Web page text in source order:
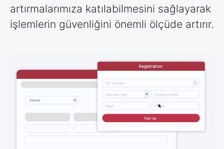
artırmalarımıza katılabilmesini sağlayarak
işlemlerin güvenliğini önemli ölçüde artırır.